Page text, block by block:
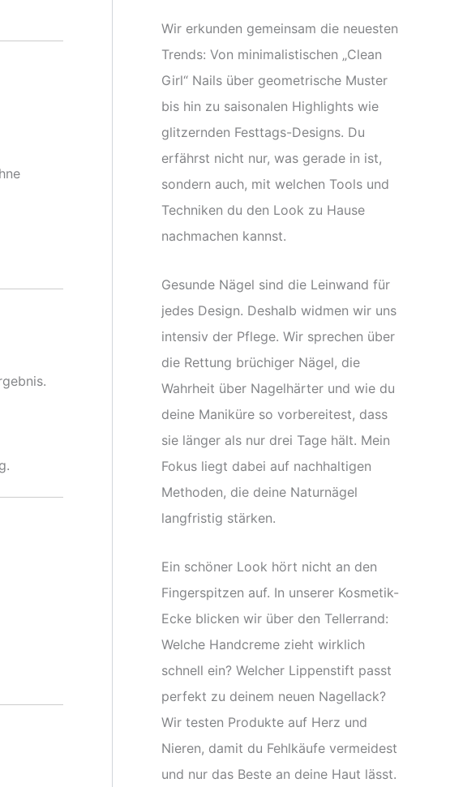
Wir erkunden gemeinsam die neuesten
Trends: Von minimalistischen „Clean
Girl“ Nails über geometrische Muster
bis hin zu saisonalen Highlights wie
glitzernden Festtags-Designs. Du
erfährst nicht nur, was gerade in ist,
sondern auch, mit welchen Tools und
Techniken du den Look zu Hause
nachmachen kannst.
Gesunde Nägel sind die Leinwand für
jedes Design. Deshalb widmen wir uns
intensiv der Pflege. Wir sprechen über
die Rettung brüchiger Nägel, die
Wahrheit über Nagelhärter und wie du
deine Maniküre so vorbereitest, dass
sie länger als nur drei Tage hält. Mein
Fokus liegt dabei auf nachhaltigen
Methoden, die deine Naturnägel
langfristig stärken.
Ein schöner Look hört nicht an den
Fingerspitzen auf. In unserer Kosmetik-
Ecke blicken wir über den Tellerrand:
Welche Handcreme zieht wirklich
schnell ein? Welcher Lippenstift passt
perfekt zu deinem neuen Nagellack?
Wir testen Produkte auf Herz und
Nieren, damit du Fehlkäufe vermeidest
und nur das Beste an deine Haut lässt.